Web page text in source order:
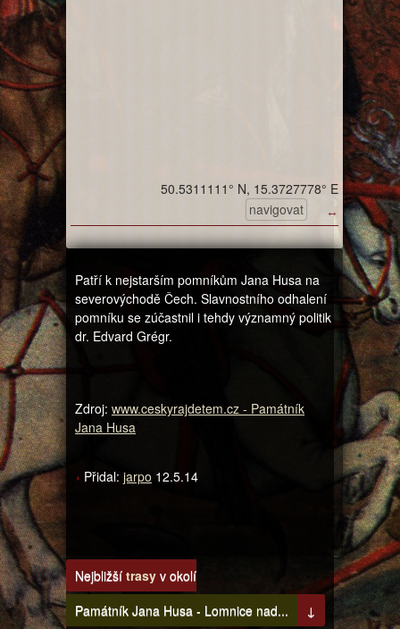
↔
50.5311111° N, 15.3727778° E
navigovat
Patří k nejstarším pomníkům Jana Husa na
severovýchodě Čech. Slavnostního odhalení
pomníku se zúčastnil i tehdy významný politik
dr. Edvard Grégr.
Zdroj: www.ceskyrajdetem.cz - Památník
Jana Husa
Přidal: jarpo 12.5.14
Nejbližší trasy v okolí
Památník Jana Husa - Lomnice nad...
↓